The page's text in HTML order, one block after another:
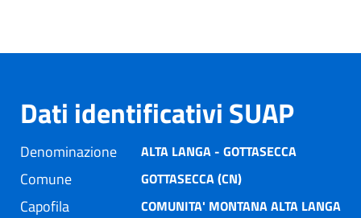
Dati identificativi SUAP
Denominazione ALTA LANGA - GOTTASECCA
Comune GOTTASECCA (CN)
Capofila COMUNITA' MONTANA ALTA LANGA